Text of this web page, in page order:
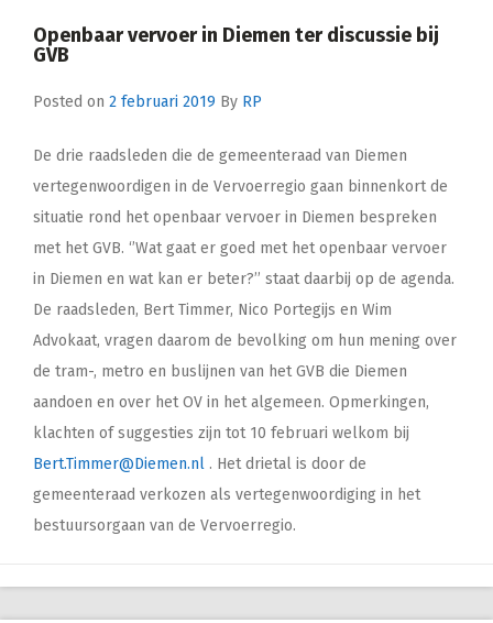
Openbaar vervoer in Diemen ter discussie bij
GVB
Posted on 2 februari 2019 By RP
De drie raadsleden die de gemeenteraad van Diemen
vertegenwoordigen in de Vervoerregio gaan binnenkort de
situatie rond het openbaar vervoer in Diemen bespreken
met het GVB. ‘’Wat gaat er goed met het openbaar vervoer
in Diemen en wat kan er beter?’’ staat daarbij op de agenda.
De raadsleden, Bert Timmer, Nico Portegijs en Wim
Advokaat, vragen daarom de bevolking om hun mening over
de tram-, metro en buslijnen van het GVB die Diemen
aandoen en over het OV in het algemeen. Opmerkingen,
klachten of suggesties zijn tot 10 februari welkom bij
Bert.Timmer@Diemen.nl . Het drietal is door de
gemeenteraad verkozen als vertegenwoordiging in het
bestuursorgaan van de Vervoerregio.